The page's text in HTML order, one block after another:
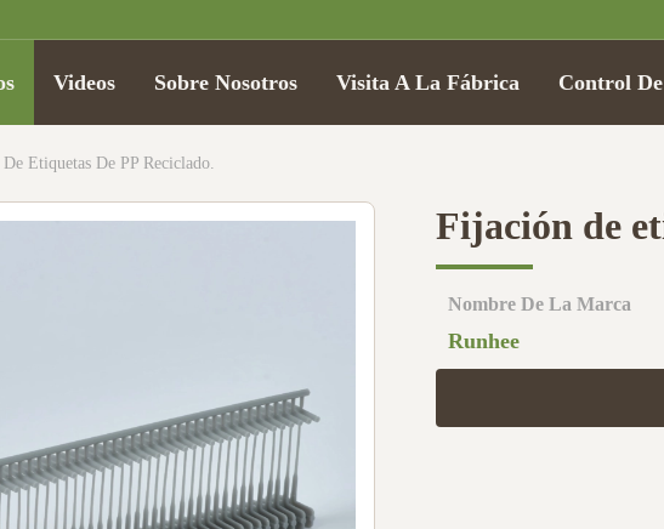
Videos Sobre Nosotros Visita A La Fábrica Control
Etiquetas De PP Reciclado.
Fijación de
Nombre De La Marca
Runhee